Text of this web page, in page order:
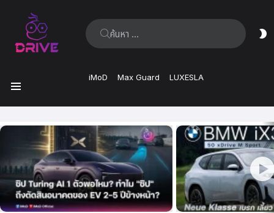
ค้นหา:
iMoD Max Guard LUXESLA
ล่าสุด